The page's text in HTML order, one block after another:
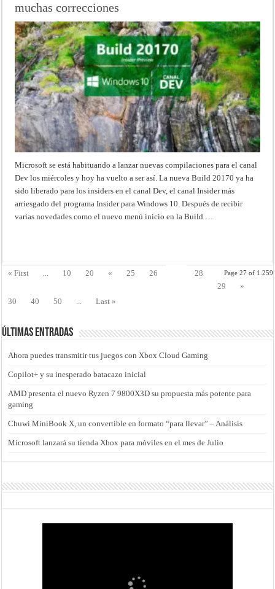
muchas correcciones
Microsoft se está habituando a lanzar nuevas compilaciones para el canal
Dev los miércoles y hoy ha vuelto a ser así. La nueva Build 20170 ya ha
sido liberado para los insiders en el canal Dev, el canal Insider más
arriesgado del programa Insider para Windows 10. Después de recibir
varias novedades como el nuevo menú inicio en la Build …
Page 27 of 1.259
« First ... 10 20 « 25 26
28
29
»
30
40 50 ... Last »
Últimas entradas
Ahora puedes transmitir tus juegos con Xbox Cloud Gaming
Copilot+ y su inesperado batacazo inicial
AMD presenta el nuevo Ryzen 7 9800X3D su propuesta más potente para
gaming
Chuwi MiniBook X, un convertible en formato “para llevar” – Análisis
Microsoft lanzará su tienda Xbox para móviles en el mes de Julio